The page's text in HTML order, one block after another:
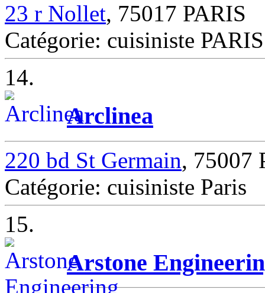
23 r Nollet, 75017 PARIS
Catégorie: cuisiniste PARIS
14.
Arclinea
220 bd St Germain, 75007
Catégorie: cuisiniste Paris
15.
Arstone